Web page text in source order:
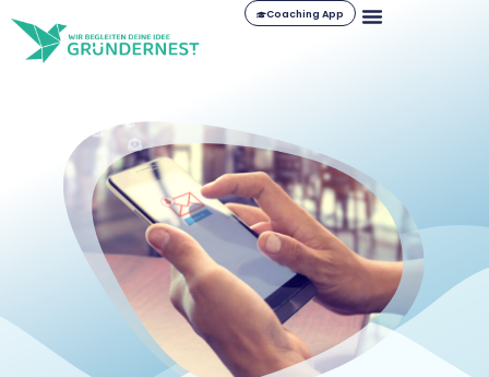
Coaching App